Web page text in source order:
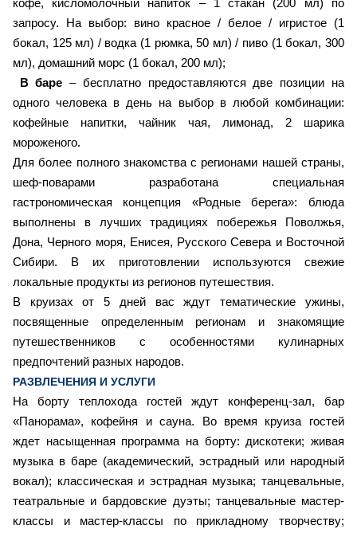
кофе, кисломолочный напиток – 1 стакан (200 мл) по
запросу. На выбор: вино красное / белое / игристое (1
бокал, 125 мл) / водка (1 рюмка, 50 мл) / пиво (1 бокал, 300
мл), домашний морс (1 бокал, 200 мл);
В баре – бесплатно предоставляются две позиции на
одного человека в день на выбор в любой комбинации:
кофейные напитки, чайник чая, лимонад, 2 шарика
мороженого.
Для более полного знакомства с регионами нашей страны,
шеф-поварами разработана специальная
гастрономическая концепция «Родные берега»: блюда
выполнены в лучших традициях побережья Поволжья,
Дона, Черного моря, Енисея, Русского Севера и Восточной
Сибири. В их приготовлении используются свежие
локальные продукты из регионов путешествия.
В круизах от 5 дней вас ждут тематические ужины,
посвященные определенным регионам и знакомящие
путешественников с особенностями кулинарных
предпочтений разных народов.
РАЗВЛЕЧЕНИЯ И УСЛУГИ
На борту теплохода гостей ждут конференц-зал, бар
«Панорама», кофейня и сауна. Во время круиза гостей
ждет насыщенная программа на борту: дискотеки; живая
музыка в баре (академический, эстрадный или народный
вокал); классическая и эстрадная музыка; танцевальные,
театральные и бардовские дуэты; танцевальные мастер-
классы и мастер-классы по прикладному творчеству;